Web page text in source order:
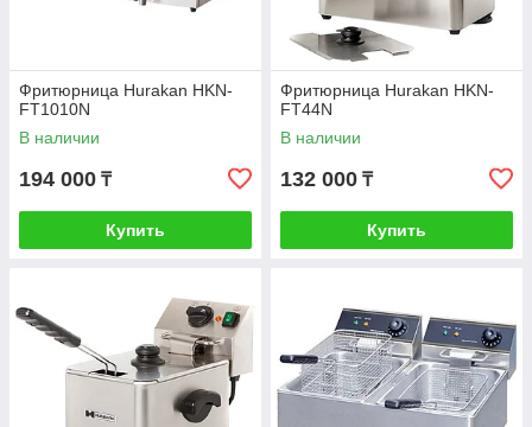
Фритюрница Hurakan HKN-
FT1010N
В наличии
194 000 ₸
Купить
Фритюрница Hurakan HKN-
FT44N
В наличии
132 000 ₸
Купить